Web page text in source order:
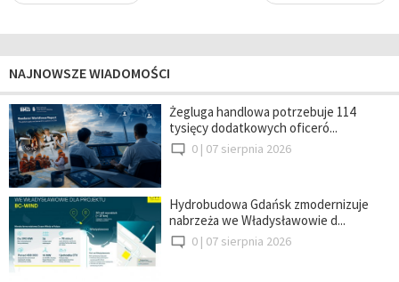
NAJNOWSZE WIADOMOŚCI
Żegluga handlowa potrzebuje 114
tysięcy dodatkowych oficeró...
0 | 07 sierpnia 2026
Hydrobudowa Gdańsk zmodernizuje
nabrzeża we Władysławowie d...
0 | 07 sierpnia 2026